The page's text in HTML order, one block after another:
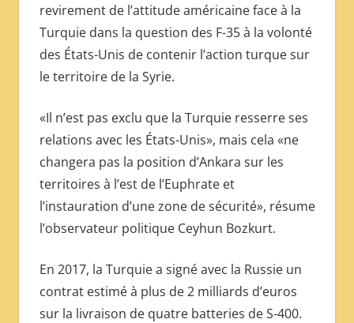
revirement de l’attitude américaine face à la
Turquie dans la question des F-35 à la volonté
des États-Unis de contenir l’action turque sur
le territoire de la Syrie.
«Il n’est pas exclu que la Turquie resserre ses
relations avec les États-Unis», mais cela «ne
changera pas la position d’Ankara sur les
territoires à l’est de l’Euphrate et
l’instauration d’une zone de sécurité», résume
l’observateur politique Ceyhun Bozkurt.
En 2017, la Turquie a signé avec la Russie un
contrat estimé à plus de 2 milliards d’euros
sur la livraison de quatre batteries de S-400.